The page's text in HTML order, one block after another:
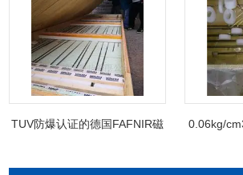
TUV防爆认证的德国FAFNIR磁
0.06kg/